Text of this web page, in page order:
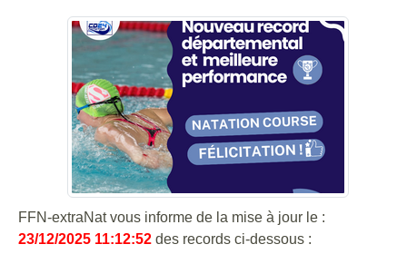
FFN-extraNat vous informe de la mise à jour le :
23/12/2025 11:12:52 des records ci-dessous :